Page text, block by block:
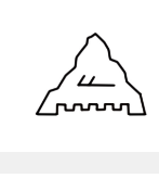
springen